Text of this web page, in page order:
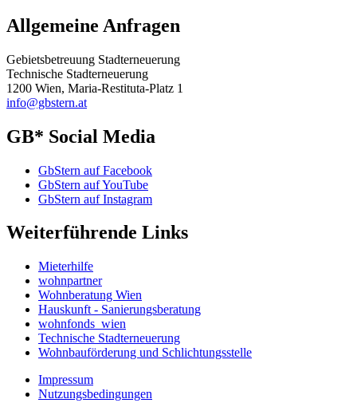
Allgemeine Anfragen
Gebietsbetreuung Stadterneuerung
Technische Stadterneuerung
1200 Wien, Maria-Restituta-Platz 1
info@gbstern.at
GB* Social Media
GbStern auf Facebook
GbStern auf YouTube
GbStern auf Instagram
Weiterführende Links
Mieterhilfe
wohnpartner
Wohnberatung Wien
Hauskunft - Sanierungsberatung
wohnfonds_wien
Technische Stadterneuerung
Wohnbauförderung und Schlichtungsstelle
Impressum
Nutzungsbedingungen